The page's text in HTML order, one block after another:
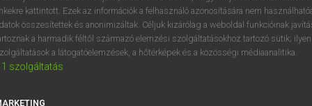
VAN ELŐFIZETÉSED?
megtekintéséhez.
kattintott. Ezek az információk a felhasználó azonosítására nem
összesítettek és anonimizáltak. Céljuk kizárólag a weboldal funkcióinak
a harmadik féltől származó elemzési szolgáltatásokhoz tartozó sütik;
a látogatóelemzések, a hőtérképek és a közösségi médiaanalitika.
1 szolgáltatás
a s d f g h j k l é
í y x c v b n m , .